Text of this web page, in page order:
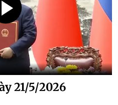
21/5/2026